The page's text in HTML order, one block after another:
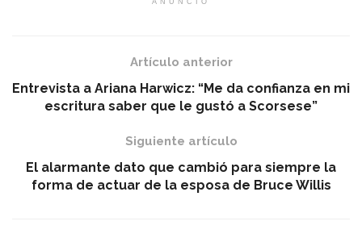
Artículo anterior
Entrevista a Ariana Harwicz: “Me da confianza en mi
escritura saber que le gustó a Scorsese”
Siguiente artículo
El alarmante dato que cambió para siempre la
forma de actuar de la esposa de Bruce Willis